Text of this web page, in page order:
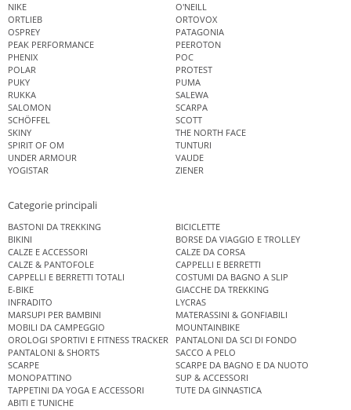
NIKE
O'NEILL
ORTLIEB
ORTOVOX
OSPREY
PATAGONIA
PEAK PERFORMANCE
PEEROTON
PHENIX
POC
POLAR
PROTEST
PUKY
PUMA
RUKKA
SALEWA
SALOMON
SCARPA
SCHÖFFEL
SCOTT
SKINY
THE NORTH FACE
SPIRIT OF OM
TUNTURI
UNDER ARMOUR
VAUDE
YOGISTAR
ZIENER
Categorie principali
BASTONI DA TREKKING
BICICLETTE
BIKINI
BORSE DA VIAGGIO E TROLLEY
CALZE E ACCESSORI
CALZE DA CORSA
CALZE & PANTOFOLE
CAPPELLI E BERRETTI
CAPPELLI E BERRETTI TOTALI
COSTUMI DA BAGNO A SLIP
E-BIKE
GIACCHE DA TREKKING
INFRADITO
LYCRAS
MARSUPI PER BAMBINI
MATERASSINI & GONFIABILI
MOBILI DA CAMPEGGIO
MOUNTAINBIKE
OROLOGI SPORTIVI E FITNESS TRACKER
PANTALONI DA SCI DI FONDO
PANTALONI & SHORTS
SACCO A PELO
SCARPE
SCARPE DA BAGNO E DA NUOTO
MONOPATTINO
SUP & ACCESSORI
TAPPETINI DA YOGA E ACCESSORI
TUTE DA GINNASTICA
ABITI E TUNICHE